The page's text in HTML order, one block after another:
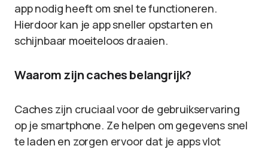
app nodig heeft om snel te functioneren.
Hierdoor kan je app sneller opstarten en
schijnbaar moeiteloos draaien.
Waarom zijn caches belangrijk?
Caches zijn cruciaal voor de gebruikservaring
op je smartphone. Ze helpen om gegevens snel
te laden en zorgen ervoor dat je apps vlot